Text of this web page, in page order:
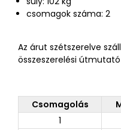
csomagok száma: 2
Az árut szétszerelve
összeszerelési
Csomagolás
1